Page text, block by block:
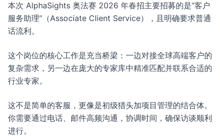
本次 AlphaSights 奥法赛 2026 年春招主要招募的是“客户
服务助理”（Associate Client Service），且明确要求普通
话流利。
这个岗位的核心工作是充当桥梁：一边对接全球高端客户的
复杂需求，另一边在庞大的专家库中精准匹配并联系合适的
行业专家。
这不是简单的客服，更像是初级猎头加项目管理的结合体。
你需要通过电话、邮件高频沟通，协调时间，确保访谈顺利
进行。